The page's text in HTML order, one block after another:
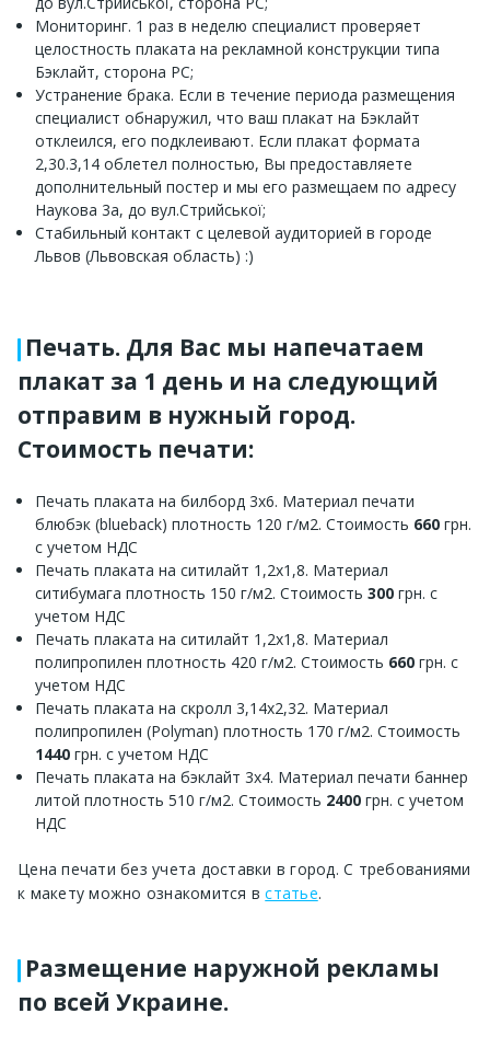
Мониторинг. 1 раз в неделю специалист проверяет
целостность плаката на рекламной конструкции типа
Бэклайт, сторона PC;
Устранение брака. Если в течение периода размещения
специалист обнаружил, что ваш плакат на Бэклайт
отклеился, его подклеивают. Если плакат формата
2,30.3,14 облетел полностью, Вы предоставляете
дополнительный постер и мы его размещаем по адресу
Наукова 3а, до вул.Стрийської;
Стабильный контакт с целевой аудиторией в городе
Львов (Львовская область) :)
Печать. Для Вас мы напечатаем
плакат за 1 день и на следующий
отправим в нужный город.
Стоимость печати:
Печать плаката на билборд 3х6. Материал печати
блюбэк (blueback) плотность 120 г/м2. Стоимость 660 грн.
с учетом НДС
Печать плаката на ситилайт 1,2х1,8. Материал
ситибумага плотность 150 г/м2. Стоимость 300 грн. с
учетом НДС
Печать плаката на ситилайт 1,2х1,8. Материал
полипропилен плотность 420 г/м2. Стоимость 660 грн. с
учетом НДС
Печать плаката на скролл 3,14х2,32. Материал
полипропилен (Polyman) плотность 170 г/м2. Стоимость
1440 грн. с учетом НДС
Печать плаката на бэклайт 3х4. Материал печати баннер
литой плотность 510 г/м2. Стоимость 2400 грн. с учетом
НДС
Цена печати без учета доставки в город. С требованиями
к макету можно ознакомится встатье.
Размещение наружной рекламы
по всей Украине.